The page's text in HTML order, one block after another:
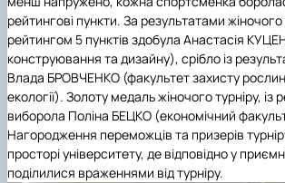
рейтингові пункти. За результатами жіночого
рейтингом 5 пунктів здобула Анастасія
конструювання та дизайну), срібло із
Влада БРОВЧЕНКО (факультет захисту рослин,
екології). Золоту медальжіночого турніру, із
виборола Поліна БЕЦКО (економічний
Нагородження переможців та призерів
просторі університету, де відповідно у
поділилися враженнями від турніру.